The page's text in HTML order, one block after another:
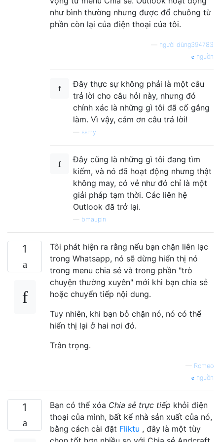
như bình thường nhưng được đổ chuông từ
phần còn lại của điện thoại của tôi.
người dùng394783
nguồn
Đây thực sự không phải là một câu
trả lời cho câu hỏi này, nhưng đó
chính xác là những gì tôi đã cố gắng
làm. Vì vậy, cảm ơn câu trả lời!
ssmy
Đây cũng là những gì tôi đang tìm
kiếm, và nó đã hoạt động nhưng thật
không may, có vẻ như đó chỉ là một
giải pháp tạm thời. Các liên hệ
Outlook đã trở lại.
bmaupin
1
Tôi phát hiện ra rằng nếu bạn chặn liên lạc
trong Whatsapp, nó sẽ dừng hiển thị nó
trong menu chia sẻ và trong phần "trò
chuyện thường xuyên" mới khi bạn chia sẻ
hoặc chuyển tiếp nội dung.
Tuy nhiên, khi bạn bỏ chặn nó, nó có thể
hiển thị lại ở hai nơi đó.
Trân trọng.
— Romeo
nguồn
1 Bạn có thể xóa Chia sẻ trực tiếp khỏi điện
thoại của mình, bất kể nhà sản xuất của nó,
bằng cách cài đặt Fliktu , đây là một tùy